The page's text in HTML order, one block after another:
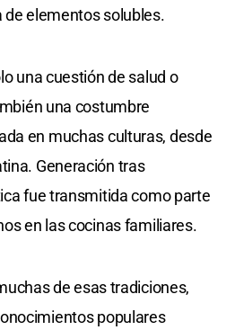
elementos solubles.
una cuestión de salud o
una costumbre
en muchas culturas, desde
Generación tras
fue transmitida como parte
en las cocinas familiares.
de esas tradiciones,
populares